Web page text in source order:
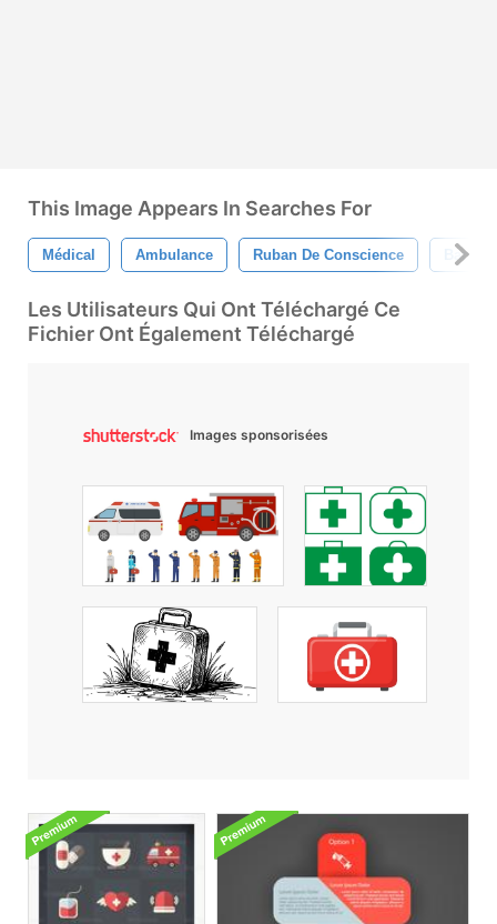
This Image Appears In Searches For
Médical Ambulance Ruban De Conscience
Les Utilisateurs Qui Ont Téléchargé Ce
Fichier Ont Également Téléchargé
Images sponsorisées